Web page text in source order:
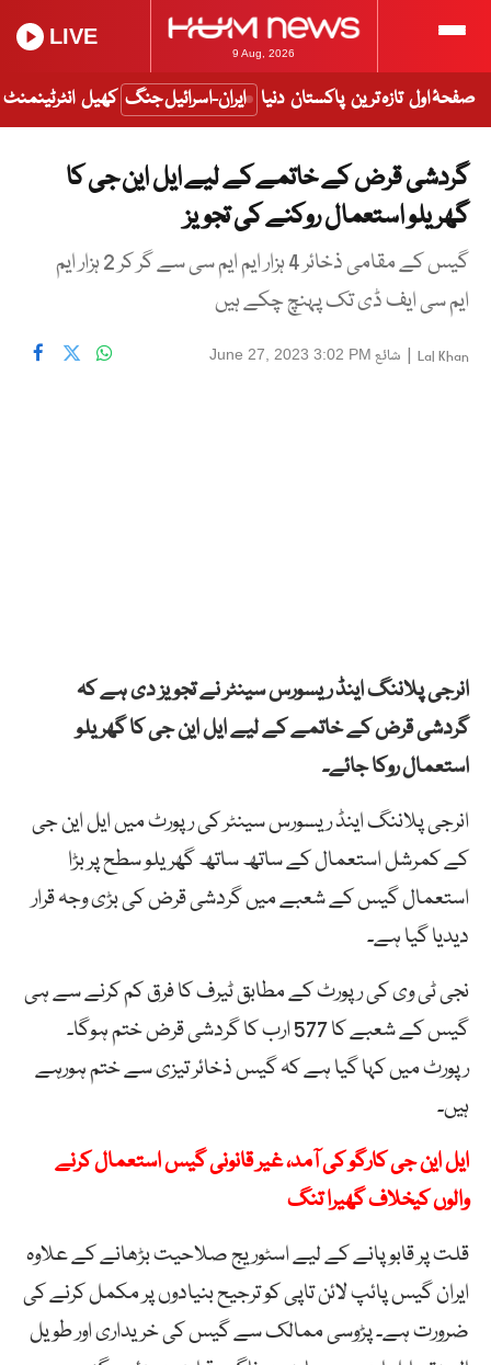
9 Aug, 2026
LIVE
صفحۂ اول تازہ ترین پاکستان دنیا ایران-اسرائیل جنگ کھیل انٹرٹینمنٹ
گردشی قرض کے خاتمے کے لیے ایل این جی کا
گھریلو استعمال روکنے کی تجویز
گیس کے مقامی ذخائر 4 ہزار ایم ایم سی سے گر کر 2 ہزار ایم
ایم سی ایف ڈی تک پہنچ چکے ہیں
Lal Khan
| شائع June 27, 2023 3:02 PM
انرجی پلاننگ اینڈ ریسورس سینٹر نے تجویز دی ہے کہ
گردشی قرض کے خاتمے کے لیے ایل این جی کا گھریلو
استعمال روکا جائے۔
انرجی پلاننگ اینڈ ریسورس سینٹر کی رپورٹ میں ایل این جی
کے کمرشل استعمال کے ساتھ ساتھ گھریلو سطح پر بڑا
استعمال گیس کے شعبے میں گردشی قرض کی بڑی وجہ قرار
دیدیا گیا ہے۔
نجی ٹی وی کی رپورٹ کے مطابق ٹیرف کا فرق کم کرنے سے ہی
گیس کے شعبے کا 577 ارب کا گردشی قرض ختم ہوگا۔
رپورٹ میں کہا گیا ہے کہ گیس ذخائر تیزی سے ختم ہورہے
ہیں۔
ایل این جی کارگو کی آمد، غیر قانونی گیس استعمال کرنے
والوں کیخلاف گھیرا تنگ
قلت پر قابو پانے کے لیے اسٹوریج صلاحیت بڑھانے کے علاوہ
ایران گیس پائپ لائن تاپی کو ترجیح بنیادوں پر مکمل کرنے کی
ضرورت ہے۔ پڑوسی ممالک سے گیس کی خریداری اور طویل